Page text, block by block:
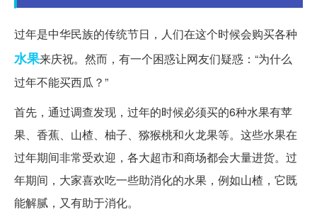
过年是中华民族的传统节日，人们在这个时候会购买各种
水果来庆祝。然而，有一个困惑让网友们疑惑：“为什么
过年不能买西瓜？”
首先，通过调查发现，过年的时候必须买的6种水果有苹
果、香蕉、山楂、柚子、猕猴桃和火龙果等。这些水果在
过年期间非常受欢迎，各大超市和商场都会大量进货。过
年期间，大家喜欢吃一些助消化的水果，例如山楂，它既
能解腻，又有助于消化。